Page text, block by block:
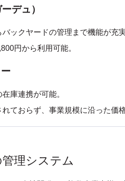
デュ）
ックヤードの管理まで機能が充
円から利用可能。
庫連携が可能。
ておらず、事業規模に沿った価
理システム